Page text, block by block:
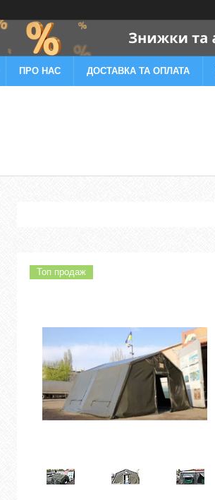
ПРО НАС ДОСТАВКА ТА ОПЛАТА
Топ продаж